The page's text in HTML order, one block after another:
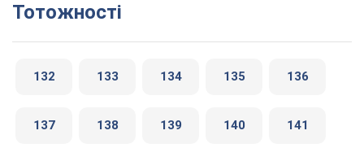
Тотожності
132 133 134 135 136
137 138 139 140 141